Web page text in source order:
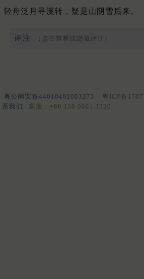
轻舟泛月寻溪转，疑是山阴雪后来。
评注 （点击查看或隐藏评注）
粤公网安备44010402003275 粤ICP备
系我们
客服：+86 136 0901 3320